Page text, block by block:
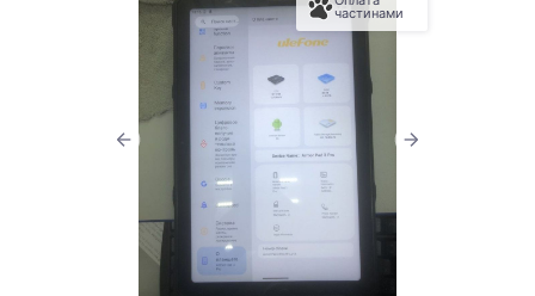
частинами